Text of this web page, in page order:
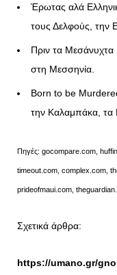
Έρωτας αλά
τους Δελφούς, την
Πριν τα
στη Μεσσηνία.
Born to be
την Καλαμπάκα, τα
Πηγές: gocompare.com,
timeout.com, complex.com,
prideofmaui.com,
Σχετικά άρθρα:
https://umano.gr/